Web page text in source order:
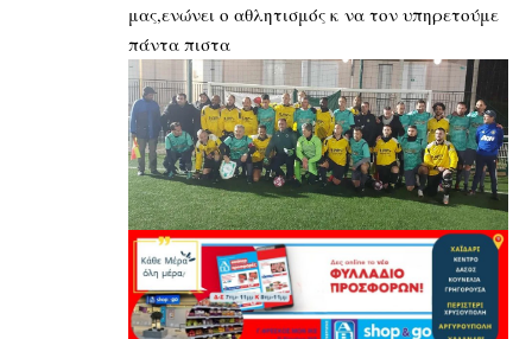
μας,ενώνει ο αθλητισμός κ να τον υπηρετούμε
πάντα πιστα